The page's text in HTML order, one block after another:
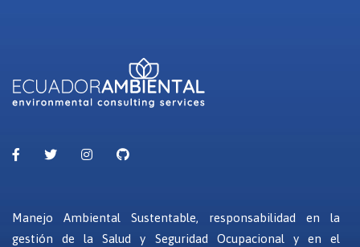
Manejo Ambiental Sustentable, responsabilidad en la
gestión de la Salud y Seguridad Ocupacional y en el